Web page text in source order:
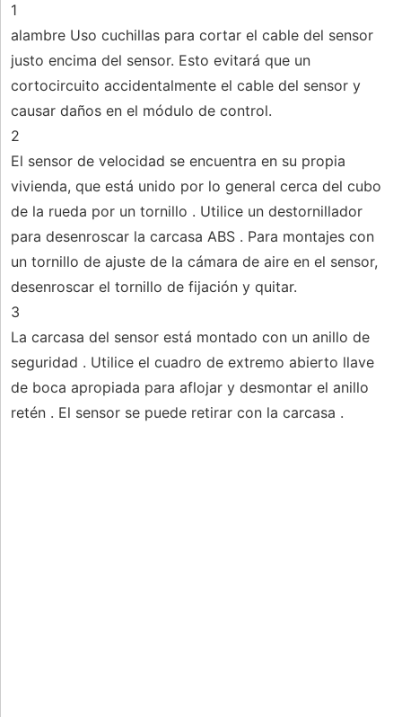
1
alambre Uso cuchillas para cortar el cable del sensor
justo encima del sensor. Esto evitará que un
cortocircuito accidentalmente el cable del sensor y
causar daños en el módulo de control.
2
El sensor de velocidad se encuentra en su propia
vivienda, que está unido por lo general cerca del cubo
de la rueda por un tornillo . Utilice un destornillador
para desenroscar la carcasa ABS . Para montajes con
un tornillo de ajuste de la cámara de aire en el sensor,
desenroscar el tornillo de fijación y quitar.
3
La carcasa del sensor está montado con un anillo de
seguridad . Utilice el cuadro de extremo abierto llave
de boca apropiada para aflojar y desmontar el anillo
retén . El sensor se puede retirar con la carcasa .